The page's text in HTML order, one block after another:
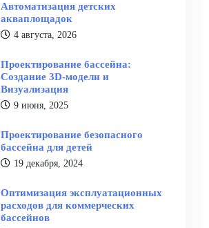
Автоматизация детских
акваплощадок
4 августа, 2026
Проектирование бассейна:
Создание 3D-модели и
Визуализация
9 июня, 2025
Проектирование безопасного
бассейна для детей
19 декабря, 2024
Оптимизация эксплуатационных
расходов для коммерческих
бассейнов